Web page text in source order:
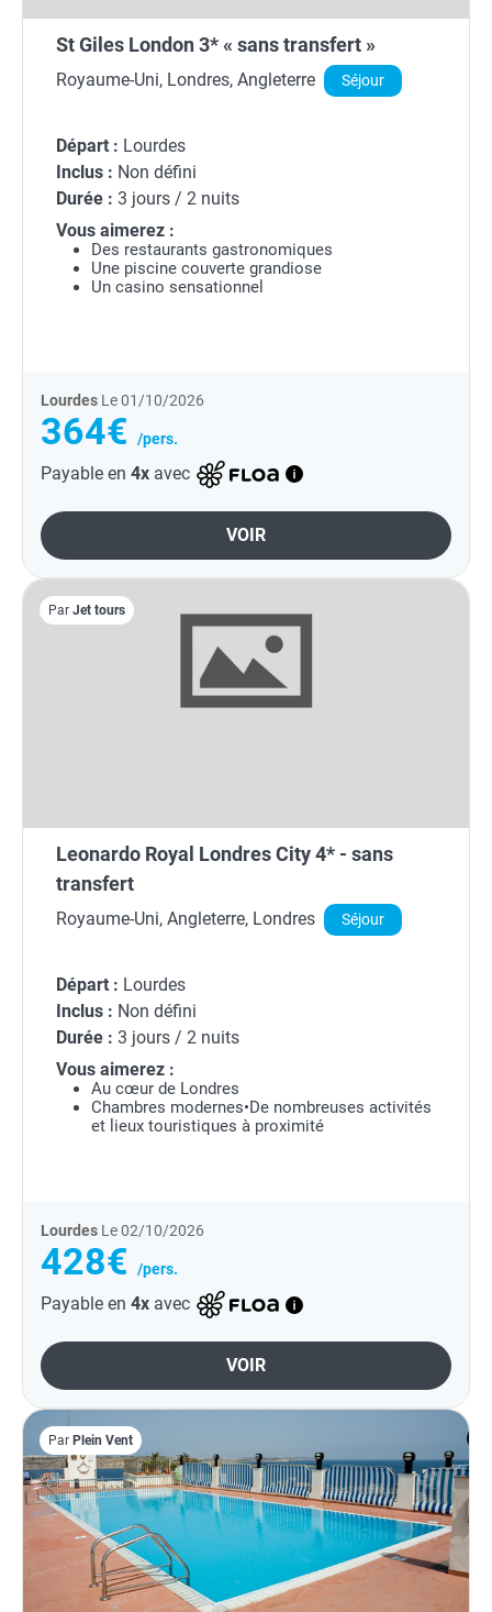
St Giles London 3* « sans transfert »
Royaume-Uni, Londres, Angleterre Séjour
Départ : Lourdes
Inclus : Non défini
Durée : 3 jours / 2 nuits
Vous aimerez :
Des restaurants gastronomiques
Une piscine couverte grandiose
Un casino sensationnel
Lourdes Le 01/10/2026
364€ /pers.
Payable en 4x avec
VOIR
Par Jet tours
Leonardo Royal Londres City 4* - sans
transfert
Royaume-Uni, Angleterre, Londres Séjour
Départ : Lourdes
Inclus : Non défini
Durée : 3 jours / 2 nuits
Vous aimerez :
Au cœur de Londres
Chambres modernes•De nombreuses activités
et lieux touristiques à proximité
Lourdes Le 02/10/2026
428€ /pers.
Payable en 4x avec
VOIR
Par Plein Vent